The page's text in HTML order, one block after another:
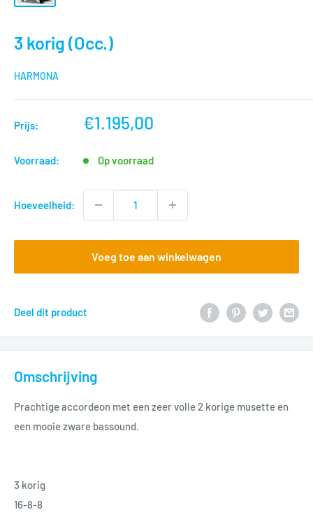
3 korig (Occ.)
HARMONA
Prijs:
nu
€1.195,00
Voorraad: Op voorraad
Hoeveelheid:
Voeg toe aan winkelwagen
Deel dit product
Omschrijving
Prachtige accordeon met een zeer volle 2 korige musette en
een mooie zware bassound.
3 korig
16-8-8